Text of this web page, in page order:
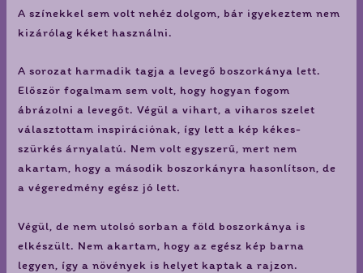
A színekkel sem volt nehéz dolgom, bár igyekeztem nem
kizárólag kéket használni.
A sorozat harmadik tagja a levegő boszorkánya lett.
Először fogalmam sem volt, hogy hogyan fogom
ábrázolni a levegőt. Végül a vihart, a viharos szelet
választottam inspirációnak, így lett a kép kékes-
szürkés árnyalatú. Nem volt egyszerű, mert nem
akartam, hogy a második boszorkányra hasonlítson, de
a végeredmény egész jó lett.
Végül, de nem utolsó sorban a föld boszorkánya is
elkészült. Nem akartam, hogy az egész kép barna
legyen, így a növények is helyet kaptak a rajzon.